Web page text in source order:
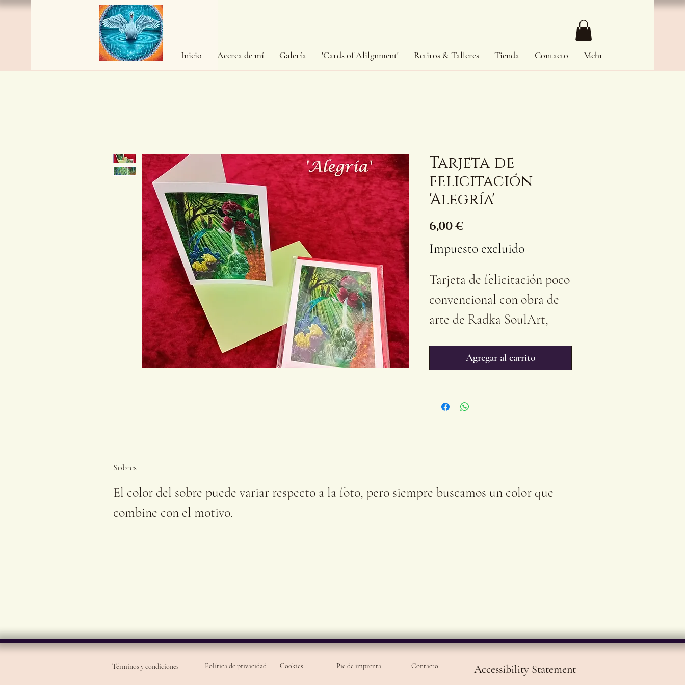
Inicio Acerca de mí Galería 'Cards of Alilgnment' Retiros & Talleres Tienda Contacto Mehr
Tarjeta de
felicitación
'Alegría'
6,00 €Precio
Impuesto excluido
Tarjeta de felicitación poco
convencional con obra de
arte de Radka SoulArt,
Tamaño B6 12x17,5 cm
color.
Agregar al carrito
Sobres
El color del sobre puede variar respecto a la foto, pero siempre buscamos un color que
combine con el motivo.
Términos y condiciones Política de privacidad Cookies Pie de imprenta Contacto Accessibility Statement